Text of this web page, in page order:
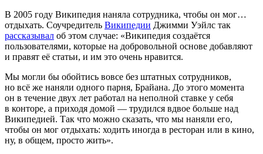
В 2005 году Википедия наняла сотрудника, чтобы он мог…
отдыхать. Соучредитель Википедии Джимми Уэйлс так
рассказывал об этом случае: «Википедия создаётся
пользователями, которые на добровольной основе добавляют
и правят её статьи, и им это очень нравится.
Мы могли бы обойтись вовсе без штатных сотрудников,
но всё же наняли одного парня, Брайана. До этого момента
он в течение двух лет работал на неполной ставке у себя
в конторе, а приходя домой — трудился вдвое больше над
Википедией. Так что можно сказать, что мы наняли его,
чтобы он мог отдыхать: ходить иногда в ресторан или в кино,
ну, в общем, просто жить».